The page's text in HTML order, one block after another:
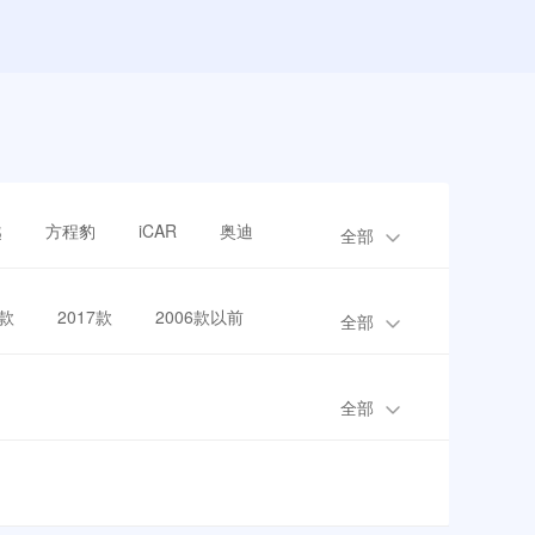
方程豹 iCAR 奥迪 全部
2017款 2006款以前 全部
全部